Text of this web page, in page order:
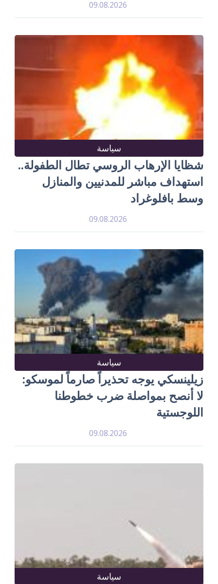
09.08.2026
سياسة
شظايا الإرهاب الروسي تطال الطفولة..
استهداف مباشر للمدنيين والمنازل
وسط بافلوغراد
09.08.2026
سياسة
زيلينسكي يوجه تحذيراً صارماً لموسكو:
لا أنصح بمواصلة ضرب خطوطنا
اللوجستية
09.08.2026
سياسة